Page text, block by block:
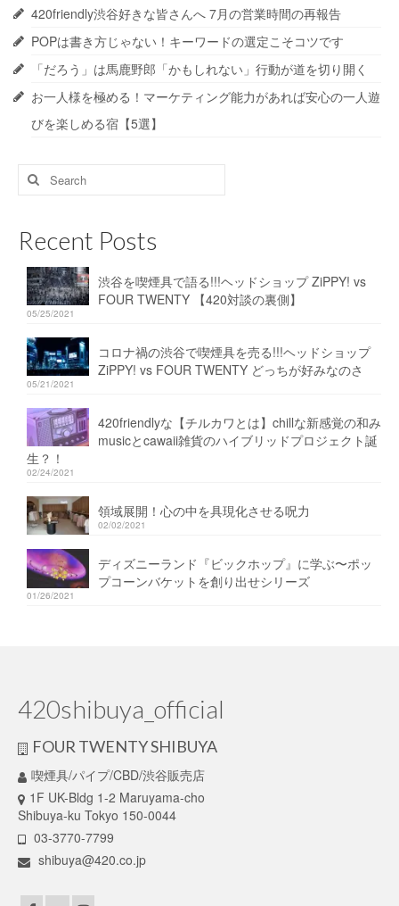
420friendly渋谷好きな皆さんへ 7月の営業時間の再報告
POPは書き方じゃない！キーワードの選定こそコツです
「だろう」は馬鹿野郎「かもしれない」行動が道を切り開く
お一人様を極める！マーケティング能力があれば安心の一人遊
びを楽しめる宿【5選】
Search
for:
Recent Posts
渋谷を喫煙具で語る!!!ヘッドショップ ZiPPY! vs
FOUR TWENTY 【420対談の裏側】
05/25/2021
コロナ禍の渋谷で喫煙具を売る!!!ヘッドショップ
ZiPPY! vs FOUR TWENTY どっちが好みなのさ
05/21/2021
420friendlyな【チルカワとは】chillな新感覚の和み
musicとcawaii雑貨のハイブリッドプロジェクト誕
生？！
02/24/2021
領域展開！心の中を具現化させる呪力
02/02/2021
ディズニーランド『ビックホップ』に学ぶ〜ポッ
プコーンバケットを創り出せシリーズ
01/26/2021
420shibuya_official
FOUR TWENTY SHIBUYA
喫煙具/パイプ/CBD/渋谷販売店
1F UK-Bldg 1-2 Maruyama-cho
Shibuya-ku Tokyo 150-0044
03-3770-7799
shibuya@420.co.jp